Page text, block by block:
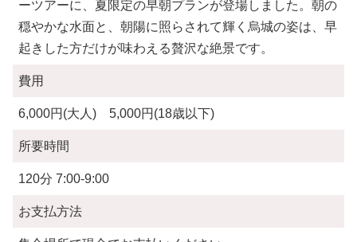
ーツアーに、夏限定の早朝プランが登場しました。朝の
穏やかな水面と、朝陽に照らされて輝く烏城の姿は、早
起きした方だけが味わえる贅沢な絶景です。
費用
6,000円(大人) 5,000円(18歳以下)
所要時間
120分 7:00-9:00
お支払方法